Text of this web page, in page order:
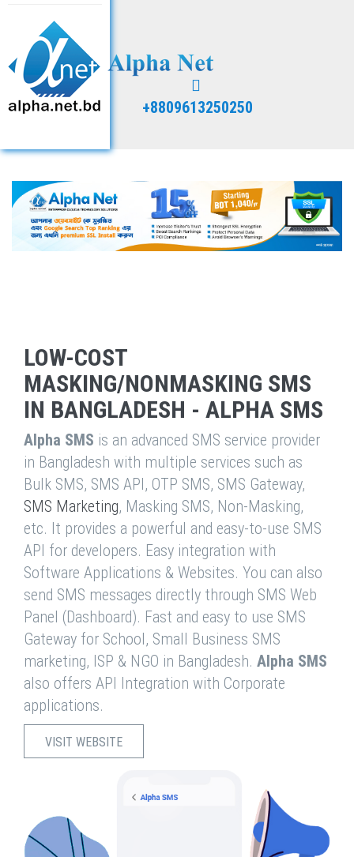
+8809613250250
LOW-COST
MASKING/NONMASKING SMS
IN BANGLADESH - ALPHA SMS
Alpha SMS is an advanced SMS service provider
in Bangladesh with multiple services such as
Bulk SMS, SMS API, OTP SMS, SMS Gateway,
SMS Marketing, Masking SMS, Non-Masking,
etc. It provides a powerful and easy-to-use SMS
API for developers. Easy integration with
Software Applications & Websites. You can also
send SMS messages directly through SMS Web
Panel (Dashboard). Fast and easy to use SMS
Gateway for School, Small Business SMS
marketing, ISP & NGO in Bangladesh. Alpha SMS
also offers API Integration with Corporate
applications.
VISIT WEBSITE